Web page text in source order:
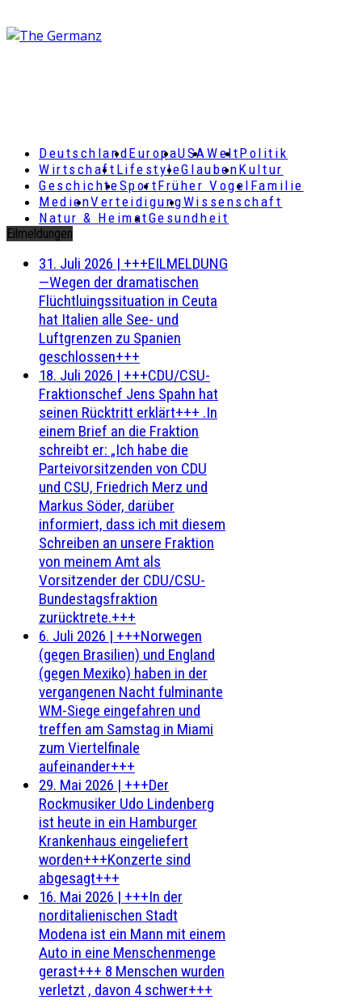
DeutschlandEuropaUSAWeltPolitik
Wirtschaft LifestyleGlaubenKultur
GeschichteSportFrüher Vogel Familie
MedienVerteidigungWissenschaft
Natur & HeimatGesundheit
Eilmeldungen
31. Juli 2026 | +++EILMELDUNG
—Wegen der dramatischen
Flüchtluingssituation in Ceuta
hat Italien alle See- und
Luftgrenzen zu Spanien
geschlossen+++
18. Juli 2026 | +++CDU/CSU-
Fraktionschef Jens Spahn hat
seinen Rücktritt erklärt+++ .In
einem Brief an die Fraktion
schreibt er: „Ich habe die
Parteivorsitzenden von CDU
und CSU, Friedrich Merz und
Markus Söder, darüber
informiert, dass ich mit diesem
Schreiben an unsere Fraktion
von meinem Amt als
Vorsitzender der CDU/CSU-
Bundestagsfraktion
zurücktrete.+++
6. Juli 2026 | +++Norwegen
(gegen Brasilien) und England
(gegen Mexiko) haben in der
vergangenen Nacht fulminante
WM-Siege eingefahren und
treffen am Samstag in Miami
zum Viertelfinale
aufeinander+++
29. Mai 2026 | +++Der
Rockmusiker Udo Lindenberg
ist heute in ein Hamburger
Krankenhaus eingeliefert
worden+++Konzerte sind
abgesagt+++
16. Mai 2026 | +++In der
norditalienischen Stadt
Modena ist ein Mann mit einem
Auto in eine Menschenmenge
gerast+++ 8 Menschen wurden
verletzt , davon 4 schwer+++